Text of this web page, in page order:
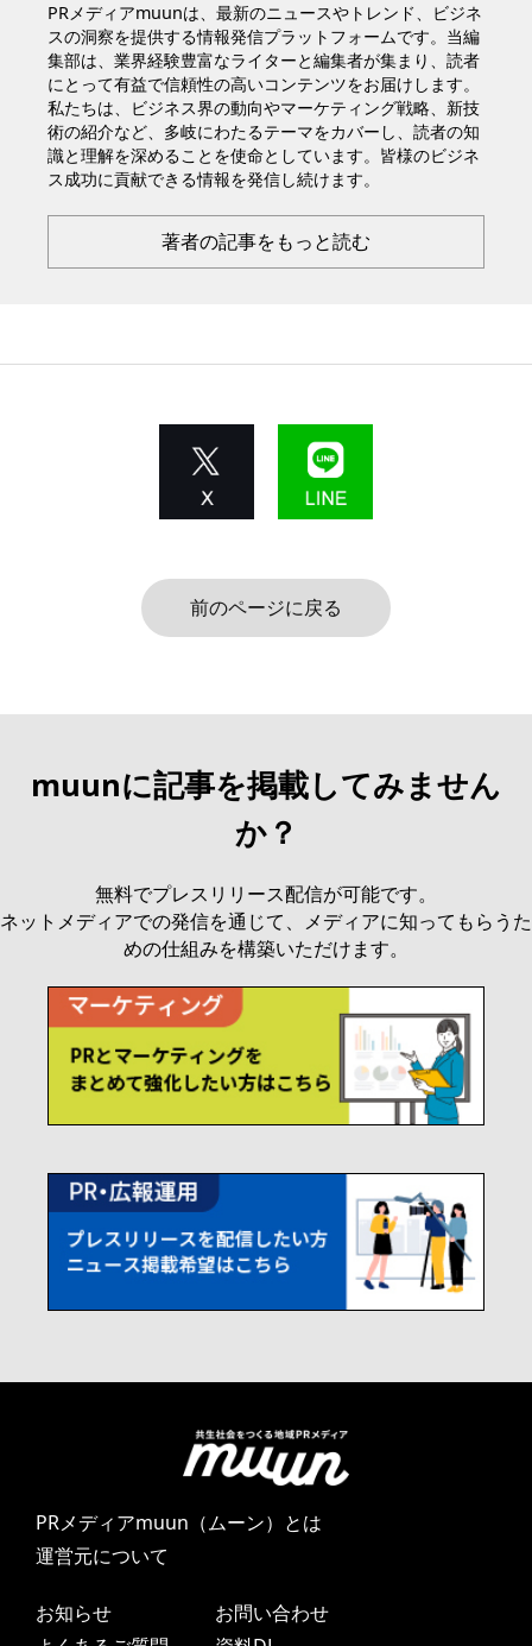
PRメディアmuunは、最新のニュースやトレンド、ビジネ
スの洞察を提供する情報発信プラットフォームです。当編
集部は、業界経験豊富なライターと編集者が集まり、読者
にとって有益で信頼性の高いコンテンツをお届けします。
私たちは、ビジネス界の動向やマーケティング戦略、新技
術の紹介など、多岐にわたるテーマをカバーし、読者の知
識と理解を深めることを使命としています。皆様のビジネ
ス成功に貢献できる情報を発信し続けます。
著者の記事をもっと読む
前のページに戻る
muunに記事を掲載してみません
か？
無料でプレスリリース配信が可能です。
ネットメディアでの発信を通じて、メディアに知ってもらうた
めの仕組みを構築いただけます。
PRメディアmuun（ムーン）とは
運営元について
お知らせ
お問い合わせ